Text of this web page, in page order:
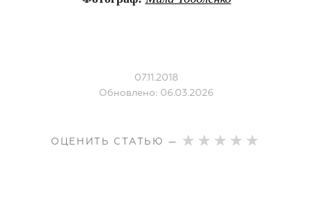
07.11.2018
Обновлено: 06.03.2026
ОЦЕНИТЬ СТАТЬЮ —